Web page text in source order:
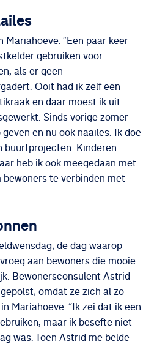
“Een paar keer
gebruiken voor
als er geen
Ooit had ik zelf een
en daar moest ik uit.
Sinds vorige zomer
en nu ook naailes. Ik doe
buurtprojecten. Kinderen
heb ik ook meegedaan met
bewoners te verbinden met
de dag waarop
aan bewoners die mooie
Bewonersconsulent Astrid
omdat ze zich al zo
Mariahoeve. “Ik zei dat ik een
maar ik besefte niet
was. Toen Astrid me belde